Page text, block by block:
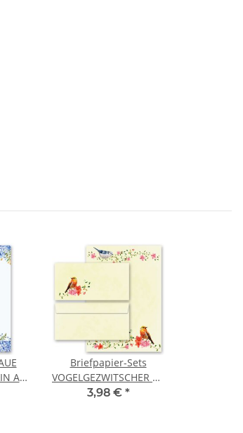
A4
Briefpapier-Sets
VOGELGEZWITSCHER DL
(ohne Fenster)
3,98 € *